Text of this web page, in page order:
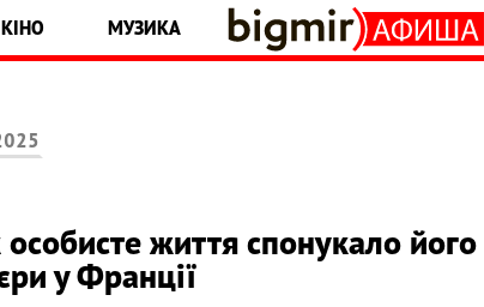
КІНО МУЗИКА
життя спонукало його
у Франції